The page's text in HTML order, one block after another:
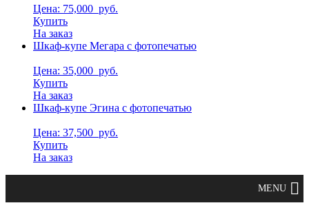
Цена: 75,000 руб.
Купить
На заказ
Шкаф-купе Мегара с фотопечатью
Цена: 35,000 руб.
Купить
На заказ
Шкаф-купе Эгина с фотопечатью
Цена: 37,500 руб.
Купить
На заказ